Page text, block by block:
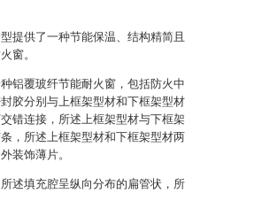
提供了一种节能保温、结构精简且
窗。
铝覆玻纤节能耐火窗，包括防火中
胶分别与上框架型材和下框架型材
错连接，所述上框架型材与下框架
，所述上框架型材和下框架型材两
装饰薄片。
述填充腔呈纵向分布的扁管状，所